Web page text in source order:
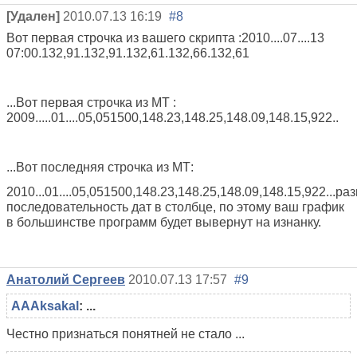
[Удален] 2010.07.13 16:19 #8
Вот первая строчка из вашего скрипта :2010....07....13
07:00.132,91.132,91.132,61.132,66.132,61
...Вот первая строчка из МТ :
2009.....01....05,051500,148.23,148.25,148.09,148.15,922..
...Вот последняя строчка из МТ:
последовательность дат в столбце, по этому ваш график
в большинстве программ будет вывернут на изнанку.
Анатолий Сергеев 2010.07.13 17:57 #9
AAAksakal : ...
Честно признаться понятней не стало ...